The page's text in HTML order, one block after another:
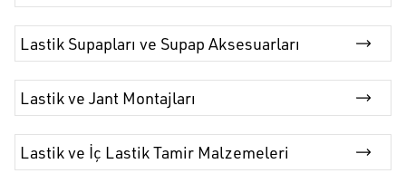
Lastik Supapları ve Supap Aksesuarları
Lastik ve Jant Montajları
Lastik ve İç Lastik Tamir Malzemeleri